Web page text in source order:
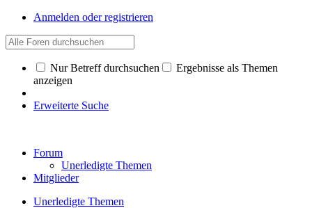
Anmelden oder registrieren
Nur Betreff durchsuchen
Ergebnisse als Themen
anzeigen
Erweiterte Suche
Forum
Unerledigte Themen
Mitglieder
Unerledigte Themen